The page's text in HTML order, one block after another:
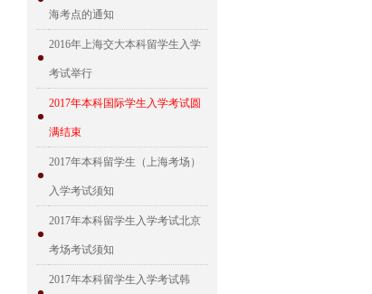
海考点的通知
2016年上海交大本科留学生入学
考试举行
2017年本科国际学生入学考试圆
满结束
2017年本科留学生（上海考场）
入学考试须知
2017年本科留学生入学考试北京
考场考试须知
2017年本科留学生入学考试韩